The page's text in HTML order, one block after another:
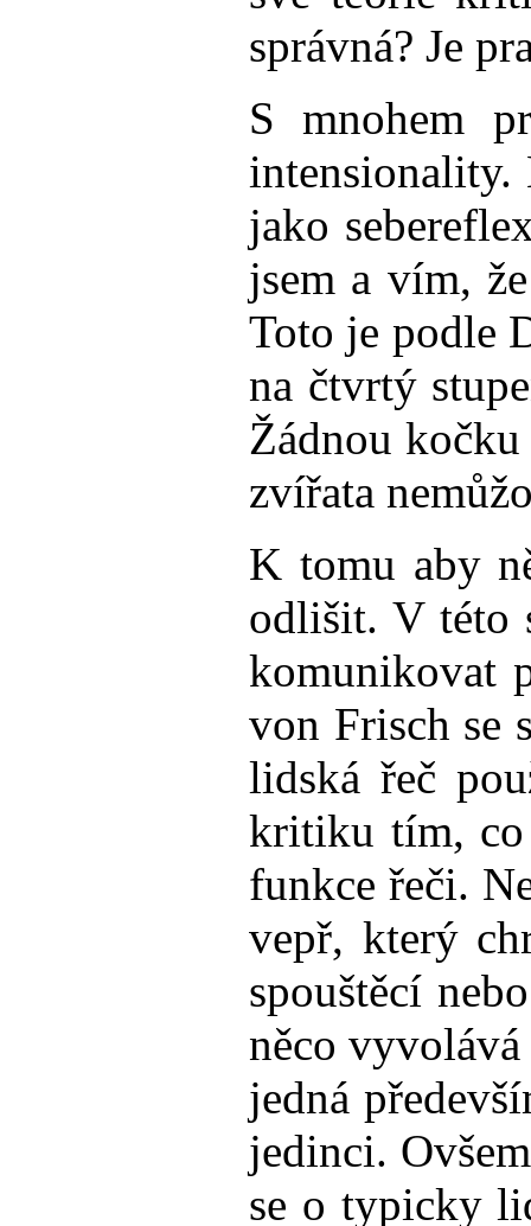
správná? Je
S mnohem
intensionality.
jako
jsem a vím,
Toto je podle
na čtvrtý
Žádnou
zvířata
K tomu aby
odlišit. V této
komunikovat
von Frisch se
lidská řeč
kritiku tím, co
funkce řeči.
vepř, který
spouštěcí
něco
jedná
jedinci.
se o typicky